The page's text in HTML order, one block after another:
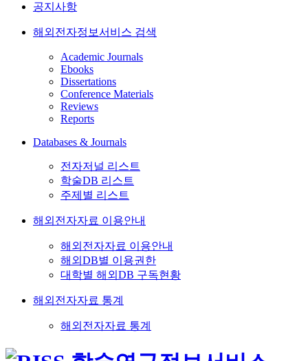
공지사항
해외전자정보서비스 검색
Academic Journals
Ebooks
Dissertations
Conference Materials
Reviews
Reports
Databases & Journals
전자저널 리스트
학술DB 리스트
주제별 리스트
해외전자자료 이용안내
해외전자자료 이용안내
해외DB별 이용권한
대학별 해외DB 구독현황
해외전자자료 통계
해외전자자료 통계